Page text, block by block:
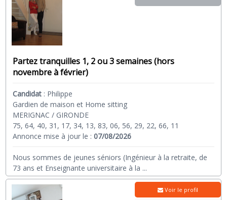
Partez tranquilles 1, 2 ou 3 semaines (hors
novembre à février)
Candidat : Philippe
Gardien de maison et Home sitting
MERIGNAC / GIRONDE
75, 64, 40, 31, 17, 34, 13, 83, 06, 56, 29, 22, 66, 11
Annonce mise à jour le :07/08/2026
Nous sommes de jeunes séniors (Ingénieur à la retraite, de
73 ans et Enseignante universitaire à la ...
Voir le profil